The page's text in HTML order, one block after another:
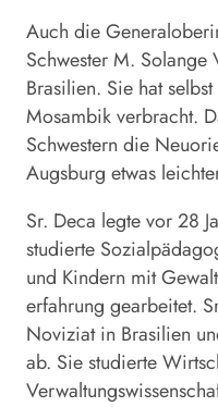
Auch die
Schwester M.
Brasilien. Sie hat
Mosambik verbracht.
Schwestern die
Augsburg etwas
Sr. Deca legte vor 28
studierte
und Kindern mit
erfahrung gearbeitet.
Noviziat in Brasilien
ab. Sie studierte